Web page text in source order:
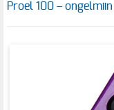
Proel 100 –